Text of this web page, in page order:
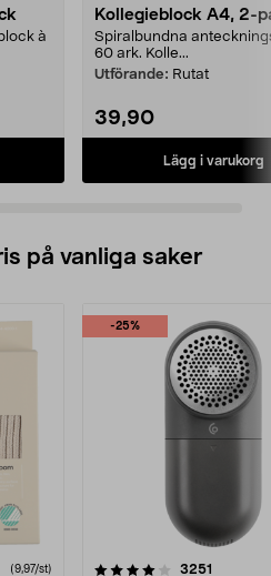
à
Kollegieblock A4, 2-
Spiralbundna
60 ark. Kolle...
Utförande: Rutat
39,90
Lägg i varukorg
på vanliga saker
(9,97/st)
-25%
3251
4.5av 5 stjärnor